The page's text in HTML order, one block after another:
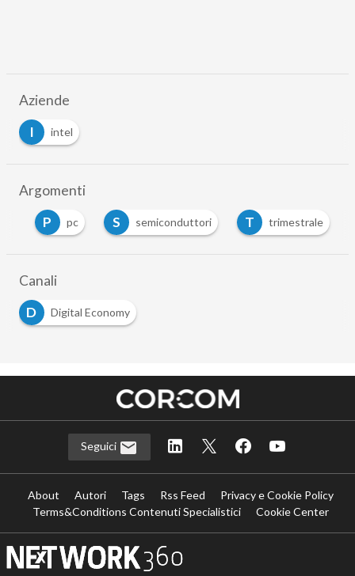
Aziende
I
intel
Argomenti
P pc S semiconduttori T trimestrale
Canali
D
Digital Economy
Seguici
About Autori Tags Rss Feed
Privacy e Cookie Policy
Terms&Conditions Contenuti Specialistici
Cookie Center